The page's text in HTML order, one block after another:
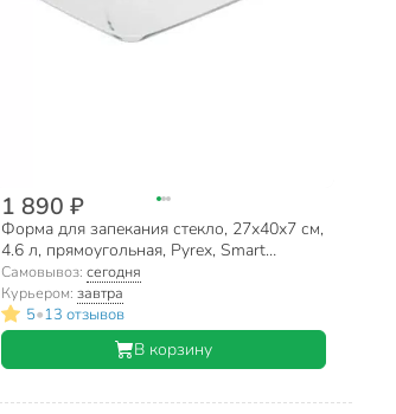
1 890 ₽
Форма для запекания стекло, 27х40х7 см,
4.6 л, прямоугольная, Pyrex, Smart
cooking, 240B000/6146
Самовывоз:сегодня
Курьером:завтра
5•13 отзывов
В корзину